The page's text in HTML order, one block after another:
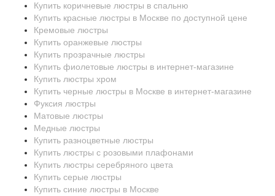
Купить коричневые люстры в спальню
Купить красные люстры в Москве по доступной цене
Кремовые люстры
Купить оранжевые люстры
Купить прозрачные люстры
Купить фиолетовые люстры в интернет-магазине
Купить люстры хром
Купить черные люстры в Москве в интернет-магазине
Фуксия люстры
Матовые люстры
Медные люстры
Купить разноцветные люстры
Купить люстры с розовыми плафонами
Купить люстры серебряного цвета
Купить серые люстры
Купить синие люстры в Москве